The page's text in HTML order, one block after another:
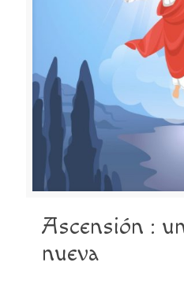
Ascensión :
nueva